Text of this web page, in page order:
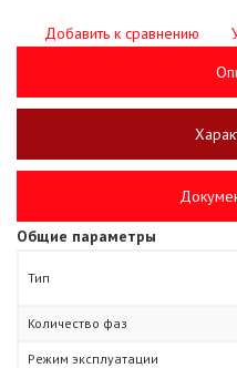
Добавить к сравнению
Общие параметры
Тип
Количество фаз
Режим эксплуатации